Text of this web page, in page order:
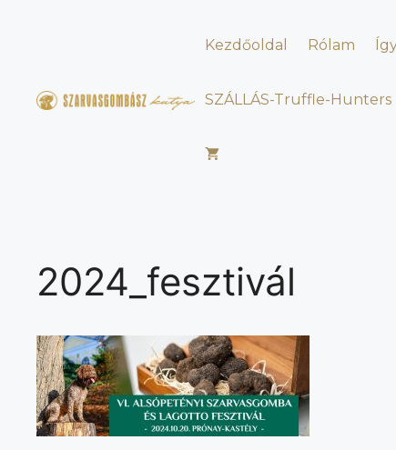
Kezdőoldal Rólam
SZÁLLÁS-Truffle-Hunters
2024_fesztivál